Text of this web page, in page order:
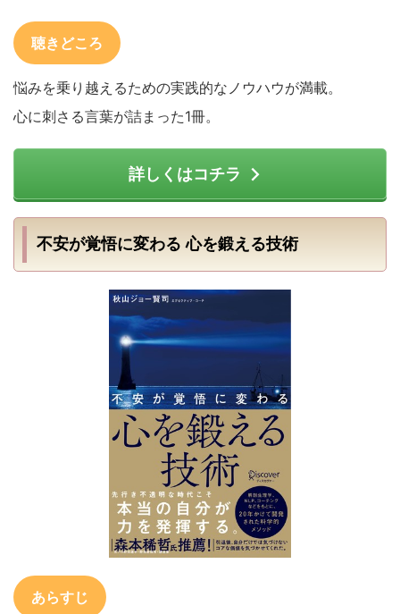
聴きどころ
悩みを乗り越えるための実践的なノウハウが満載。
心に刺さる言葉が詰まった1冊。
詳しくはコチラ
不安が覚悟に変わる 心を鍛える技術
あらすじ